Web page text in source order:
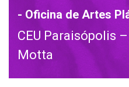
- Oficina de Artes
CEU Paraisópolis
Motta